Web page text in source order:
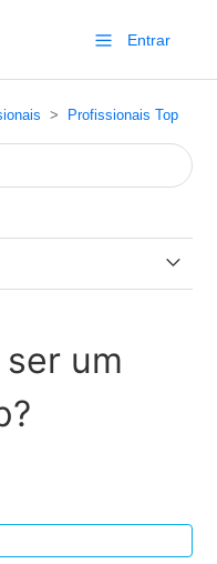
Entrar
Profissionais Top
Top?
Profissional Top?
um